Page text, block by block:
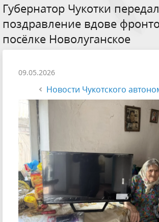
Губернатор Чукотки передал
поздравление вдове
посёлке Новолуганское
09.05.2026
Новости Чукотского